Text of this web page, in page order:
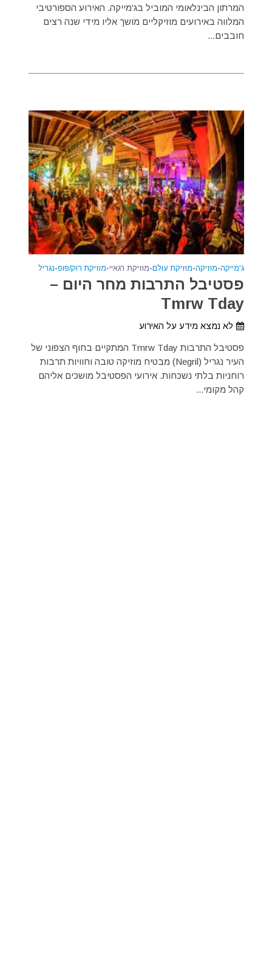
המרתון הבינלאומי המוביל בג'מייקה. האירוע הספורטיבי
המלווה באירועים מוזיקליים מושך אליו מידי שנה רצים
חובבים...
ג'מייקה•מוזיקה•מוזיקת עולם•מוזיקת רגאיי•מוזיקת רוק/פופ•נגריל
פסטיבל התרבות מחר היום –
Tmrw Tday
לא נמצא מידע על האירוע
פסטיבל התרבות Tmrw Tday המתקיים בחוף הצפוני של
העיר נגריל (Negril) מבטיח מוזיקה טובה וחוויות תרבות
רוחניות בלתי נשכחות. אירועי הפסטיבל מושכים אליהם
קהל מקומי...